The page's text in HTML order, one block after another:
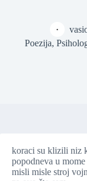
Poezija,
koraci su klizili niz
popodneva u
misli misle stroj